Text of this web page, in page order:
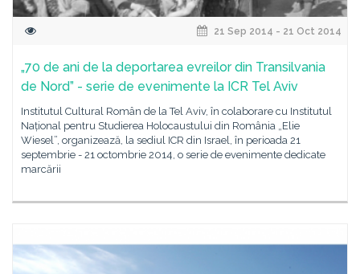
21 Sep 2014 - 21 Oct 2014
„70 de ani de la deportarea evreilor din Transilvania
de Nord” - serie de evenimente la ICR Tel Aviv
Institutul Cultural Român de la Tel Aviv, în colaborare cu Institutul
Național pentru Studierea Holocaustului din România „Elie
Wiesel”, organizează, la sediul ICR din Israel, în perioada 21
septembrie - 21 octombrie 2014, o serie de evenimente dedicate
marcării